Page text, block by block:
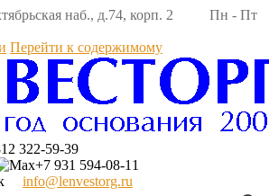
наб., д.74, корп. 2 Пн - Пт
Перейти к содержимому
322-59-39
+7 931 594-08-11
info@lenvestorg.ru